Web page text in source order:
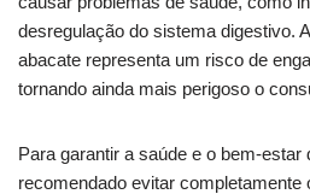
desregulação do sistema digestivo.
abacate representa um risco de
tornando ainda mais perigoso o
Para garantir a saúde e o bem-estar
recomendado evitar completamente